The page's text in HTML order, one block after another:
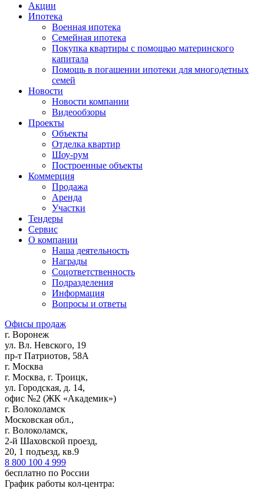
Акции
Ипотека
Военная ипотека
Семейная ипотека
Покупка квартиры с помощью материнского
капитала
Помощь в погашении ипотеки для многодетных
семей
Новости
Новости компании
Видеообзоры
Проекты
Объекты
Отделка квартир
Шоу-рум
Построенные объекты
Коммерция
Продажа
Аренда
Участки
Тендеры
Сервис
О компании
Наша деятельность
Награды
Соцответственность
Подразделения
Информация
Вопросы и ответы
Офисы продаж
г. Воронеж
ул. Вл. Невского, 19
пр-т Патриотов, 58А
г. Москва
г. Москва, г. Троицк,
ул. Городская, д. 14,
офис №2 (ЖК «Академик»)
г. Волоколамск
Московская обл.,
г. Волоколамск,
2-й Шаховской проезд,
20, 1 подъезд, кв.9
8 800 100 4 999
бесплатно по России
График работы кол-центра: